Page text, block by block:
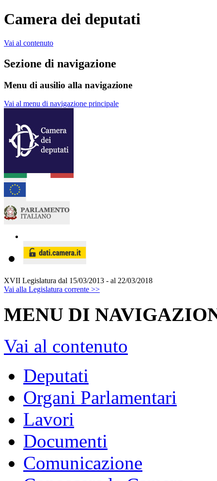
Camera dei deputati
Vai al contenuto
Sezione di navigazione
Menu di ausilio alla navigazione
Vai al menu di navigazione principale
XVII Legislatura dal 15/03/2013 - al 22/03/2018
Vai alla Legislatura corrente >>
MENU DI
Vai al contenuto
Deputati
Organi Parlamentari
Lavori
Documenti
Comunicazione